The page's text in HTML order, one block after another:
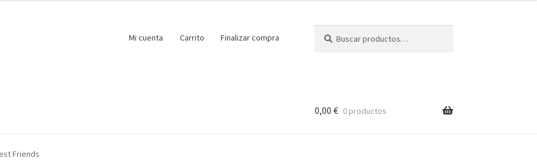
Mi cuenta Carrito Finalizar compra
por:
0,00 € 0 productos
Friends